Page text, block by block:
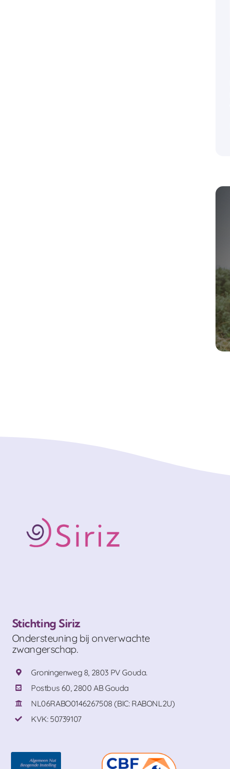
Stichting Siriz
Ondersteuning bij onverwachte
zwangerschap.
Groningenweg 8, 2803 PV Gouda.
Postbus 60, 2800 AB Gouda
NL06RABO0146267508 (BIC: RABONL2U)
KVK: 50739107